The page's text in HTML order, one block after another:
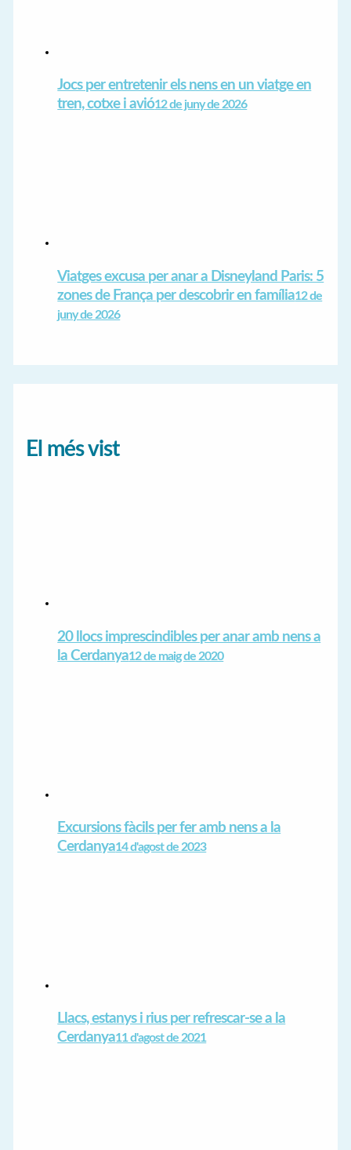
Jocs per entretenir els nens en un viatge en
tren, cotxe i avió12 de juny de 2026
Viatges excusa per anar a Disneyland Paris: 5
zones de França per descobrir en família12 de
juny de 2026
El més vist
20 llocs imprescindibles per anar amb nens a
la Cerdanya12 de maig de 2020
Excursions fàcils per fer amb nens a la
Cerdanya14 d'agost de 2023
Llacs, estanys i rius per refrescar-se a la
Cerdanya11 d'agost de 2021